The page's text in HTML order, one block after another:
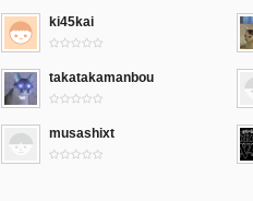
ki45kai
takatakamanbou
musashixt